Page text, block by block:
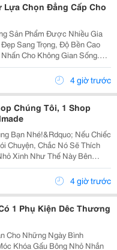
Lựa Chọn Đẳng Cấp Cho
Sản Phẩm Được Nhiều Gia
Sang Trọng, Độ Bền Cao
Cho Không Gian Sống.
Chất Liệu Da Cao Cấp, Sofa
Giác Thoải Mái Mà Còn Thể...
4 giờ trước
Chúng Tôi, 1 Shop
Nhé!&Rdquo; Nếu Chiếc
Chuyện, Chắc Nó Sẽ Thích
Xinh Như Thế Này Bên
Tuần, Em Móc Khóa Gấu
4 giờ trước
1 Phụ Kiện Dêc Thương
Cho Những Ngày Bình